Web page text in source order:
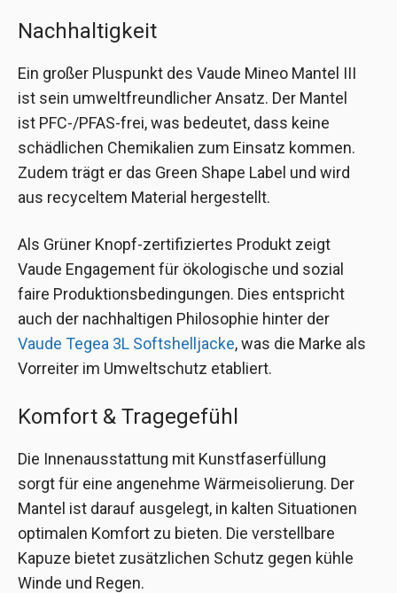
Nachhaltigkeit
Ein großer Pluspunkt des Vaude Mineo Mantel III
ist sein umweltfreundlicher Ansatz. Der Mantel
ist PFC-/PFAS-frei, was bedeutet, dass keine
schädlichen Chemikalien zum Einsatz kommen.
Zudem trägt er das Green Shape Label und wird
aus recyceltem Material hergestellt.
Als Grüner Knopf-zertifiziertes Produkt zeigt
Vaude Engagement für ökologische und sozial
faire Produktionsbedingungen. Dies entspricht
auch der nachhaltigen Philosophie hinter der
Vaude Tegea 3L Softshelljacke, was die Marke als
Vorreiter im Umweltschutz etabliert.
Komfort & Tragegefühl
Die Innenausstattung mit Kunstfaserfüllung
sorgt für eine angenehme Wärmeisolierung. Der
Mantel ist darauf ausgelegt, in kalten Situationen
optimalen Komfort zu bieten. Die verstellbare
Kapuze bietet zusätzlichen Schutz gegen kühle
Winde und Regen.